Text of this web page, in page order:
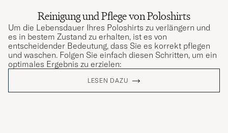
Reinigung und Pflege von Poloshirts
Um die Lebensdauer Ihres Poloshirts zu verlängern und
es in bestem Zustand zu erhalten, ist es von
entscheidender Bedeutung, dass Sie es korrekt pflegen
und waschen. Folgen Sie einfach diesen Schritten, um ein
optimales Ergebnis zu erzielen:
LESEN DAZU